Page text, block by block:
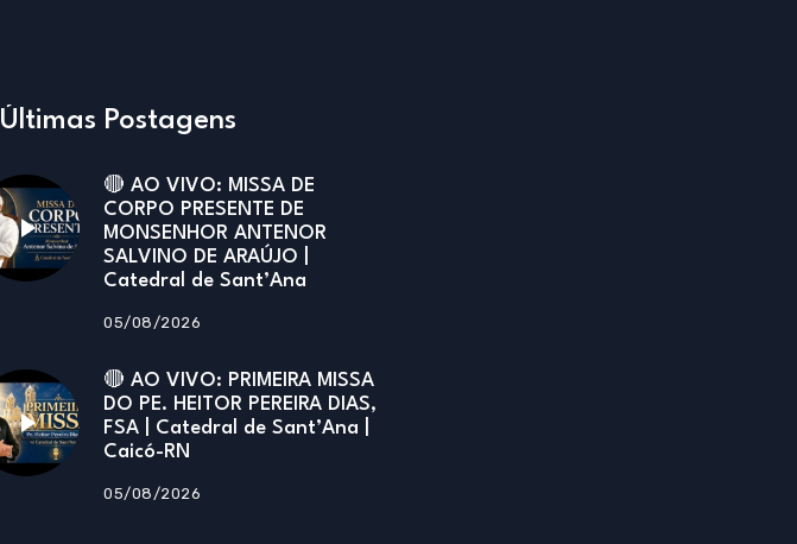
Últimas Postagens
🔴 AO VIVO: MISSA DE
CORPO PRESENTE DE
MONSENHOR ANTENOR
SALVINO DE ARAÚJO |
Catedral de Sant’Ana
05/08/2026
🔴 AO VIVO: PRIMEIRA MISSA
DO PE. HEITOR PEREIRA DIAS,
FSA | Catedral de Sant’Ana |
Caicó-RN
05/08/2026